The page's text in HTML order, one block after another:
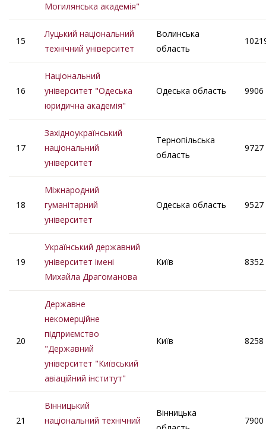
Могилянська академія"
15
Луцький національний
технічний університет
Волинська
область
16
Національний
університет "Одеська
юридична академія"
Одеська область 9906
17
Західноукраїнський
національний
університет
Тернопільська
область
9727
18
Міжнародний
гуманітарний
університет
Одеська область 9527
19
Український державний
університет імені
Михайла Драгоманова
Київ 8352
20
Державне
некомерційне
підприємство
"Державний
університет "Київський
авіаційний інститут"
Київ 8258
21
Вінницький
національний технічний
Вінницька
7900